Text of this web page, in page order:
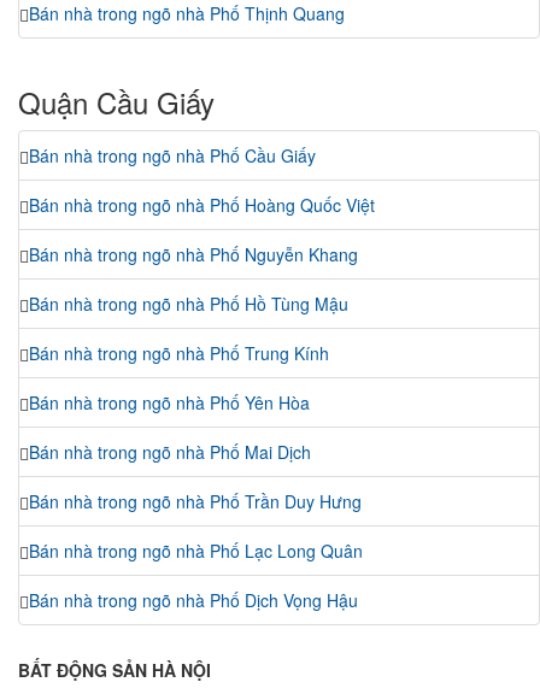
Bán nhà trong ngõ nhà Phố Thịnh Quang
Quận Cầu Giấy
Bán nhà trong ngõ nhà Phố Cầu Giấy
Bán nhà trong ngõ nhà Phố Hoàng Quốc Việt
Bán nhà trong ngõ nhà Phố Nguyễn Khang
Bán nhà trong ngõ nhà Phố Hồ Tùng Mậu
Bán nhà trong ngõ nhà Phố Trung Kính
Bán nhà trong ngõ nhà Phố Yên Hòa
Bán nhà trong ngõ nhà Phố Mai Dịch
Bán nhà trong ngõ nhà Phố Trần Duy Hưng
Bán nhà trong ngõ nhà Phố Lạc Long Quân
Bán nhà trong ngõ nhà Phố Dịch Vọng Hậu
BẤT ĐỘNG SẢN HÀ NỘI